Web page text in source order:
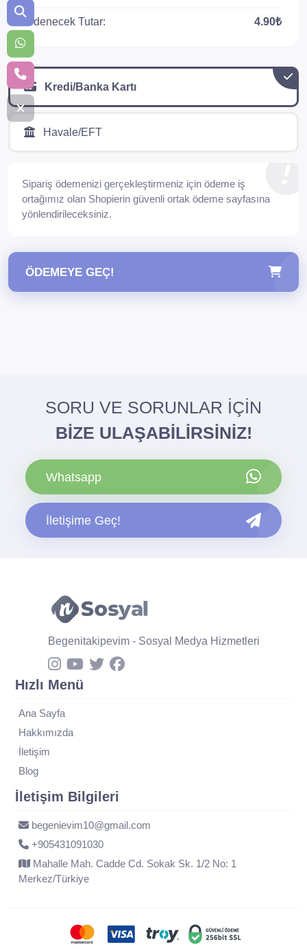
Ödenecek Tutar: 4.90₺
Kredi/Banka Kartı
Havale/EFT
Sipariş ödemenizi gerçekleştirmeniz için ödeme iş
ortağımız olan Shopierin güvenli ortak ödeme sayfasına
yönlendirileceksiniz.
ÖDEMEYE GEÇ!
SORU VE SORUNLAR İÇİN
BİZE ULAŞABİLİRSİNİZ!
Whatsapp
İletişime Geç!
Begenitakipevim - Sosyal Medya Hizmetleri
Hızlı Menü
Ana Sayfa
Hakkımızda
İletişim
Blog
İletişim Bilgileri
begenievim10@gmail.com
+905431091030
Mahalle Mah. Cadde Cd. Sokak Sk. 1/2 No: 1
Merkez/Türkiye